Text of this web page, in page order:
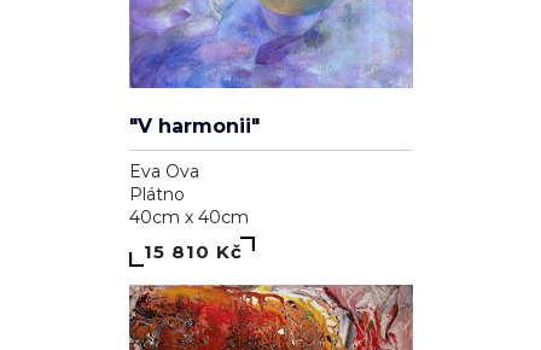
"V harmonii"
Eva Ova
Plátno
40cm x 40cm
15 810 Kč